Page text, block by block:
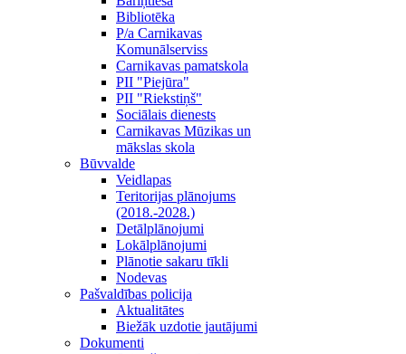
Bibliotēka
P/a Carnikavas
Komunālserviss
Carnikavas pamatskola
PII "Piejūra"
PII "Riekstiņš"
Sociālais dienests
Carnikavas Mūzikas un
mākslas skola
Būvvalde
Veidlapas
Teritorijas plānojums
(2018.-2028.)
Detālplānojumi
Lokālplānojumi
Plānotie sakaru tīkli
Nodevas
Pašvaldības policija
Aktualitātes
Biežāk uzdotie jautājumi
Dokumenti